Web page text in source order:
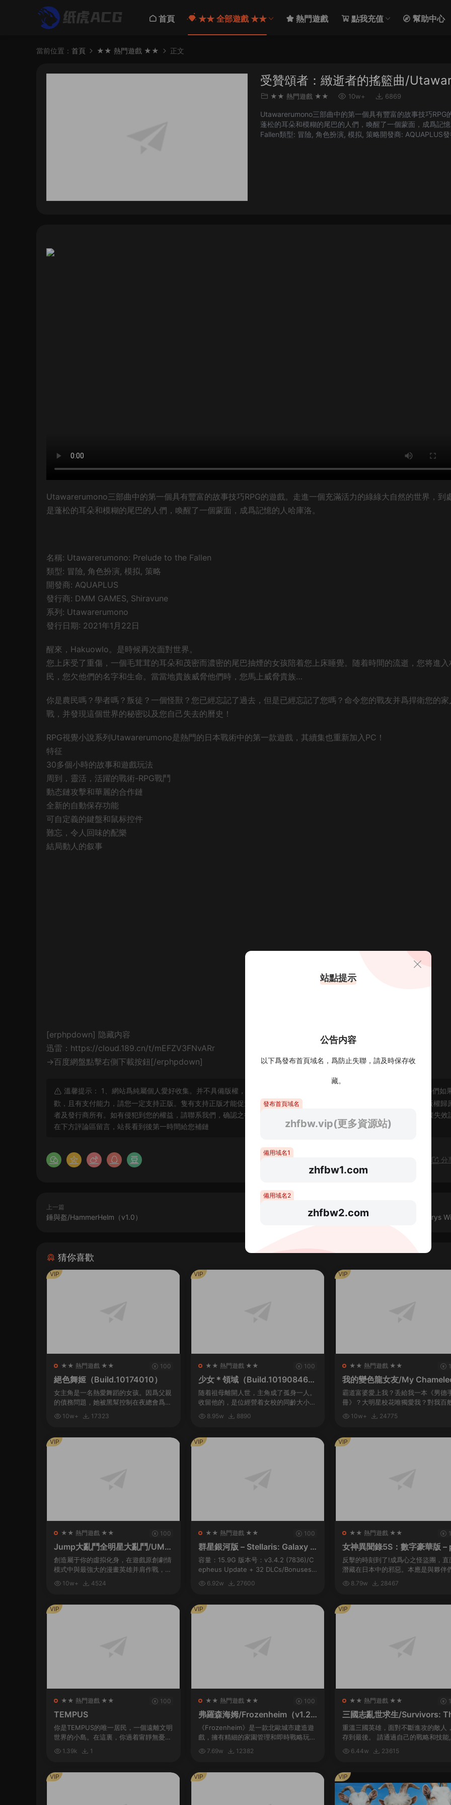
首頁 ★★ 全部遊戲 ★★ 熱門遊戲 點我充值 幫助中心
當前位置： 首頁 ★★ 熱門遊戲 ★★ 正文
受贊頌者：緻逝者的搖籃曲/
★★ 熱門遊戲 ★★ 10w+ 6869
Utawarerumono三部曲中的第一個具有豐富的故事技巧
蓬松的耳朵和模糊的尾巴的人們，喚醒了一個蒙面，成爲
Fallen類型: 冒險, 角色扮演, 模拟, 策略開發商: AQUAPLUS
Utawarerumono三部曲中的第一個具有豐富的故事技巧RPG的遊戲。走進一個充滿活力的綠綠大自然的世界，到
是蓬松的耳朵和模糊的尾巴的人們，喚醒了一個蒙面，成爲記憶的人哈庫洛。
名稱: Utawarerumono: Prelude to the Fallen
類型: 冒險, 角色扮演, 模拟, 策略
開發商: AQUAPLUS
發行商: DMM GAMES, Shiravune
系列: Utawarerumono
發行日期: 2021年1月22日
醒來，Hakuowlo。是時候再次面對世界。
您上床受了重傷，一個毛茸茸的耳朵和茂密而濃密的尾巴抽煙的女孩陪着您上床睡覺。随着時間的流逝，您将進入
民，您欠他們的名字和生命。當當地貴族威脅他們時，您馬上威脅貴族…
你是農民嗎？學者嗎？叛徒？一個怪獸？您已經忘記了過去，但是已經忘記了您嗎？命令您的戰友并爲捍衛您的家
戰，并發現這個世界的秘密以及您自己失去的曆史！
RPG視覺小說系列Utawarerumono是熱門的日本戰術中的第一款遊戲，其續集也重新加入PC！
特征
30多個小時的故事和遊戲玩法
周到，靈活，活躍的戰術-RPG戰鬥
動态鏈攻擊和華麗的合作鏈
全新的自動保存功能
可自定義的鍵盤和鼠标控件
難忘，令人回味的配樂
結局動人的叙事
[erphpdown] 隐藏内容
迅雷：https://cloud.189.cn/t/mEFZV3FNvARr
→百度網盤點擊右側下載按鈕[/erphpdown]
溫馨提示： 1、網站爲純屬個人愛好收集。并不具備版權，僅供試閱，僅供學習交流,請于下載後24小時内删除，小夥伴們如
歡，且有支付能力，請您一定支持正版。隻有支持正版才能促進整個行業的良性發展，刺激作者的創作熱情 2、站内所有版權歸
者及發行商所有。如有侵犯到您的權益，請聯系我們，确認之後立即删除。爲此給您帶來的不便，敬請諒解！ 3、如有鏈接失效
在下方評論區留言，站長看到後第一時間給您補鏈
分
上一篇
錘與盔/HammerHelm（v1.0） 榮光的見證/Glorys
猜你喜歡
★★ 熱門遊戲 ★★ 100
絕色舞姬（Build.10174010）
女主角是一名熱愛舞蹈的女孩。因爲父親
的債務問題，她被黑幫控制在夜總會爲客
幫頭目會将她用繩索捆綁起來。玩家需要
10w+ 17323
VIP
★★ 熱門遊戲 ★★ 100
少女＊領域（Build.10190846-
1.0.2）
随着祖母離開人世，主角成了孤身一人。
收留他的，是位經營着女校的同齡大小
服，住進女生宿舍。但是，與他共同生活
8.95w 8890
VIP
★★ 熱門遊戲 ★★
我的變色龍女友/My
Girlfriend（
0）
霸道富婆愛上我？丢給我一本《男德
冊》？大明星校花唯獨愛我？對我百
吧……其實愛我的美少女（白富美）
10w+ 24775
VIP
★★ 熱門遊戲 ★★ 100
Jump大亂鬥全明星大亂鬥/UMP
FORCE（v3.02終極版）
創造屬于你的虛拟化身，在遊戲原創劇情
模式中與最強大的漫畫英雄并肩作戰，或
是前去聯機大廳挑戰其他玩家，并且發掘
各種玩法。 名稱: JUMP FORCE類型: 動
10w+ 4524
VIP
★★ 熱門遊戲 ★★ 100
群星銀河版 – Stellaris: Galaxy E
dition
容量：15.9G 版本号：v3.4.2 (7836)/C
epheus Update + 32 DLCs/Bonuses
新增官中準備好展開您的旅程，在星際間
探索、...
6.92w 27600
VIP
★★ 熱門遊戲 ★★
女神異聞錄5S：數字豪華版 –
rsona 5 Strikers: Digital
Edition
反擊的時刻到了!成爲心之怪盜團，直
潛藏在日本中的邪惡。本應是與夥伴
樂的夏季旅行，卻與扭曲的現實一同
劇變……揭露真相，奪回在事件中心
8.79w 28467
VIP
★★ 熱門遊戲 ★★ 100
TEMPUS
你是TEMPUS的唯一居民，一個遠離文明
世界的小島。在這裏，你過着甯靜無憂無
光出現，伴随着雷鳴般的聲音。從那一刻
1.39k 1
VIP
★★ 熱門遊戲 ★★ 100
弗羅森海姆/Frozenheim（v1.2.
0.1）
《Frozenheim》是一款北歐城市建造遊
戲，擁有精細的家園管理和即時戰略玩
各種艱難險阻，跨越季節，年複一年地發
7.69w 12382
VIP
★★ 熱門遊戲 ★★
三國志亂世求生/Survivors:
e Kingdoms（
1.1）
重溫三國英雄，面對不斷進攻的敵人
存到最後。 請通過自己的戰略和技能
雄，帶領副官出生入死，再次成爲在
6.44w 23615
VIP
VIP VIP VIP
站點提示
公告内容
以下爲發布首頁域名，爲防止失聯，請及時保存收
藏。
發布首頁域名
zhfbw.vip(更多資源站)
備用域名1
zhfbw1.com
備用域名2
zhfbw2.com